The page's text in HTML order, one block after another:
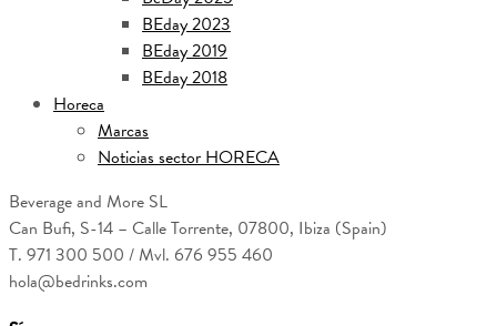
BEday 2023
BEday 2019
BEday 2018
Horeca
Marcas
Noticias sector HORECA
Beverage and More SL
Can Bufi, S-14 – Calle Torrente, 07800, Ibiza (Spain)
T. 971 300 500 / Mvl. 676 955 460
hola@bedrinks.com